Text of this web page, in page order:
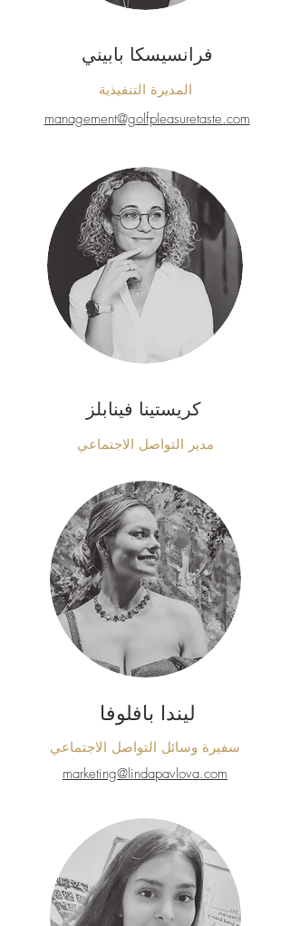
فرانسيسكا بابيني
المديرة التنفيذية
management@golfpleasuretaste.com
كريستينا فينابلز
مدير التواصل الاجتماعي
ليندا بافلوفا
سفيرة وسائل التواصل الاجتماعي
marketing@lindapavlova.com